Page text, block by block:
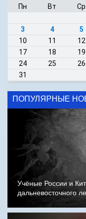
Пн Вт Ср
3
4 5
10
11 12
17
18 19
24
25 26
31
ПОПУЛЯРНЫЕ
Учёные России и
дальневосточного